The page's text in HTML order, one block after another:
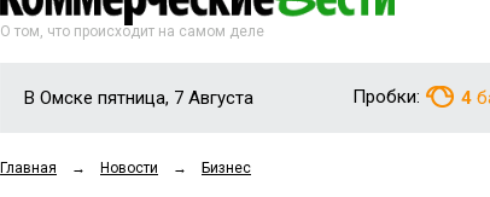
О том, что происходит на самом деле
В Омске пятница, 7 Августа Пробки: 4
Главная → Новости → Бизнес